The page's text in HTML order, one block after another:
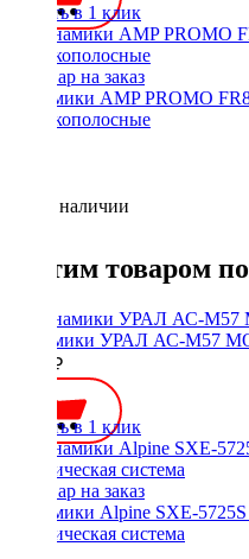
Купить в 1 клик
Динамики AMP PROMO
широкополосные
Нет в наличии
С этим товаром
Динамики УРАЛ АС-М57
2700 ₽
Купить в 1 клик
Динамики Alpine SXE-
акустическая система